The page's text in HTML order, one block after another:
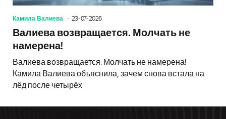
Камила Валиева 23-07-2026
Валиева возвращается. Молчать не
намерена!
Валиева возвращается. Молчать не намерена!
Камила Валиева объяснила, зачем снова встала на
лёд после четырёх